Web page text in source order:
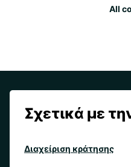
All
Σχετικά με
Διαχείριση κράτησης